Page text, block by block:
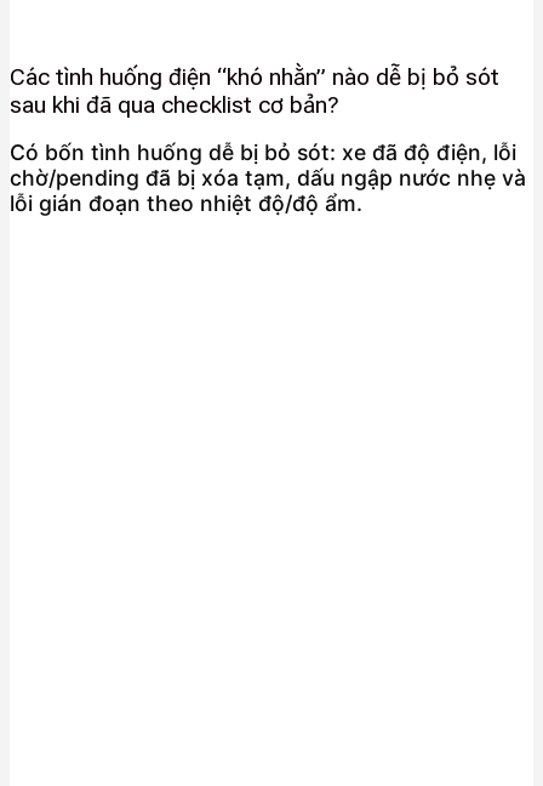
Các tình huống điện “khó nhằn” nào dễ bị bỏ sót
sau khi đã qua checklist cơ bản?
Có bốn tình huống dễ bị bỏ sót: xe đã độ điện, lỗi
chờ/pending đã bị xóa tạm, dấu ngập nước nhẹ và
lỗi gián đoạn theo nhiệt độ/độ ẩm.